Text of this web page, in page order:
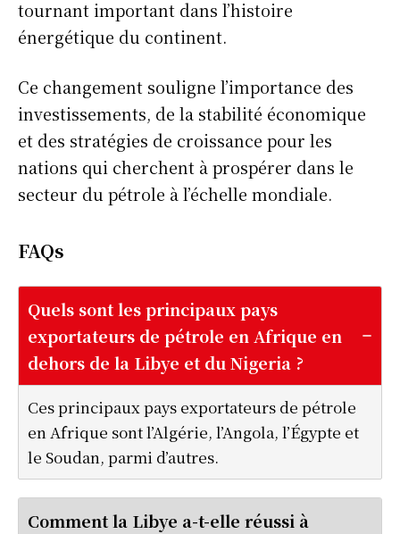
tournant important dans l’histoire
énergétique du continent.
Ce changement souligne l’importance des
investissements, de la stabilité économique
et des stratégies de croissance pour les
nations qui cherchent à prospérer dans le
secteur du pétrole à l’échelle mondiale.
FAQs
Quels sont les principaux pays
exportateurs de pétrole en Afrique en
dehors de la Libye et du Nigeria ?
Ces principaux pays exportateurs de pétrole
en Afrique sont l’Algérie, l’Angola, l’Égypte et
le Soudan, parmi d’autres.
Comment la Libye a-t-elle réussi à